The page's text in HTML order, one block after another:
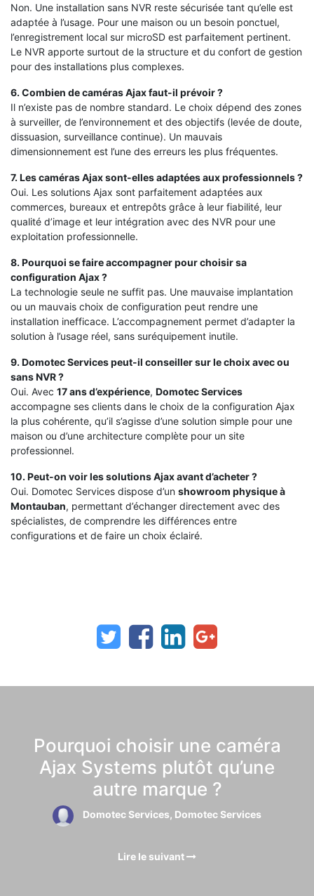
Non. Une installation sans NVR reste sécurisée tant qu’elle est
adaptée à l’usage. Pour une maison ou un besoin ponctuel,
l’enregistrement local sur microSD est parfaitement pertinent.
Le NVR apporte surtout de la structure et du confort de gestion
pour des installations plus complexes.
6. Combien de caméras Ajax faut-il prévoir ?
Il n’existe pas de nombre standard. Le choix dépend des zones
à surveiller, de l’environnement et des objectifs (levée de doute,
dissuasion, surveillance continue). Un mauvais
dimensionnement est l’une des erreurs les plus fréquentes.
7. Les caméras Ajax sont-elles adaptées aux professionnels ?
Oui. Les solutions Ajax sont parfaitement adaptées aux
commerces, bureaux et entrepôts grâce à leur fiabilité, leur
qualité d’image et leur intégration avec des NVR pour une
exploitation professionnelle.
8. Pourquoi se faire accompagner pour choisir sa
configuration Ajax ?
La technologie seule ne suffit pas. Une mauvaise implantation
ou un mauvais choix de configuration peut rendre une
installation inefficace. L’accompagnement permet d’adapter la
solution à l’usage réel, sans suréquipement inutile.
9. Domotec Services peut-il conseiller sur le choix avec ou
sans NVR ?
Oui. Avec 17 ans d’expérience, Domotec Services
accompagne ses clients dans le choix de la configuration Ajax
la plus cohérente, qu’il s’agisse d’une solution simple pour une
maison ou d’une architecture complète pour un site
professionnel.
10. Peut-on voir les solutions Ajax avant d’acheter ?
Oui. Domotec Services dispose d’un showroom physique à
Montauban, permettant d’échanger directement avec des
spécialistes, de comprendre les différences entre
configurations et de faire un choix éclairé.
Pourquoi choisir une caméra
Ajax Systems plutôt qu’une
autre marque ?
Domotec Services, Domotec Services
Lire le suivant